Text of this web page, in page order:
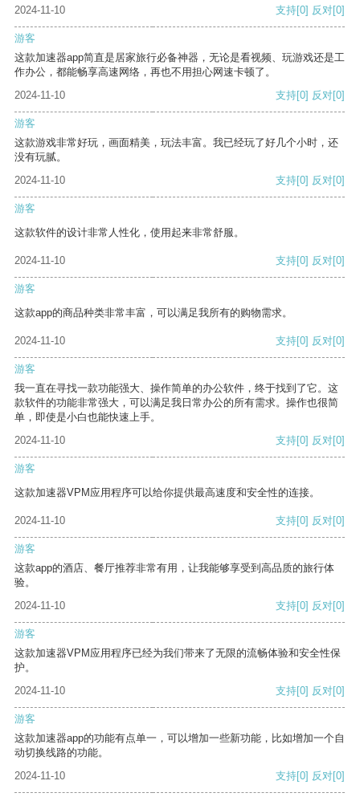
2024-11-10 支持[0] 反对[0]
游客
这款加速器app简直是居家旅行必备神器，无论是看视频、玩游戏还是工
作办公，都能畅享高速网络，再也不用担心网速卡顿了。
2024-11-10
支持[0] 反对[0]
游客
这款游戏非常好玩，画面精美，玩法丰富。我已经玩了好几个小时，还
没有玩腻。
2024-11-10
支持[0] 反对[0]
游客
这款软件的设计非常人性化，使用起来非常舒服。
2024-11-10 支持[0] 反对[0]
游客
这款app的商品种类非常丰富，可以满足我所有的购物需求。
2024-11-10 支持[0] 反对[0]
游客
我一直在寻找一款功能强大、操作简单的办公软件，终于找到了它。这
款软件的功能非常强大，可以满足我日常办公的所有需求。操作也很简
单，即使是小白也能快速上手。
2024-11-10
支持[0] 反对[0]
游客
这款加速器VPM应用程序可以给你提供最高速度和安全性的连接。
2024-11-10 支持[0] 反对[0]
游客
这款app的酒店、餐厅推荐非常有用，让我能够享受到高品质的旅行体
验。
2024-11-10
支持[0] 反对[0]
游客
这款加速器VPM应用程序已经为我们带来了无限的流畅体验和安全性保
护。
2024-11-10
支持[0] 反对[0]
游客
这款加速器app的功能有点单一，可以增加一些新功能，比如增加一个自
动切换线路的功能。
2024-11-10
支持[0] 反对[0]